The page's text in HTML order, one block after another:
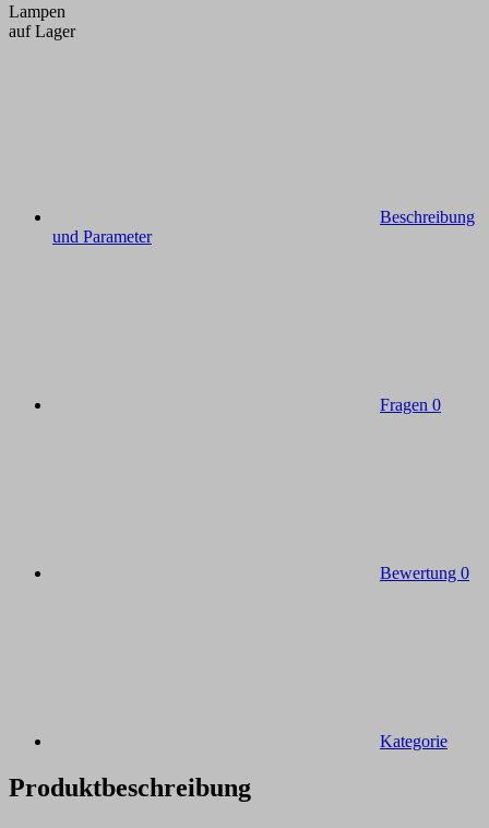
Lampen
auf Lager
Beschreibung
und Parameter
Fragen 0
Bewertung 0
Kategorie
Produktbeschreibung